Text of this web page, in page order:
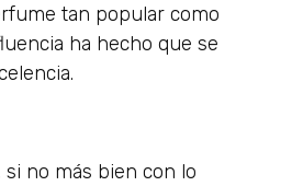
tan popular como
ha hecho que se
no más bien con lo